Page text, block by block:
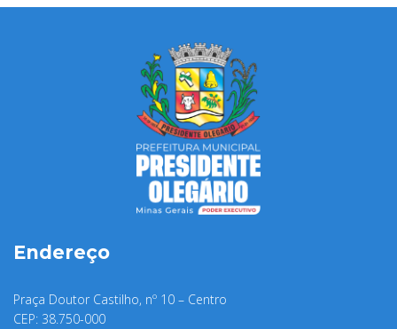
Endereço
Praça Doutor Castilho, nº 10 – Centro
CEP: 38.750-000